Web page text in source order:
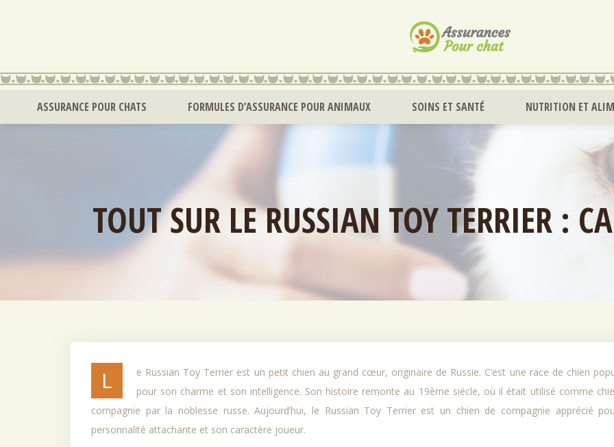
ASSURANCE POUR CHATS FORMULES D’ASSURANCE POUR ANIMAUX SOINS ET SANTÉ NUTRITION ET
TOUT SUR LE RUSSIAN TOY TERRIER :
Le Russian Toy Terrier est un petit chien au grand cœur, originaire de Russie. C’est une race de chien populaire
pour son charme et son intelligence. Son histoire remonte au 19ème siècle, où il était utilisé comme
compagnie par la noblesse russe. Aujourd’hui, le Russian Toy Terrier est un chien de compagnie apprécié
personnalité attachante et son caractère joueur.